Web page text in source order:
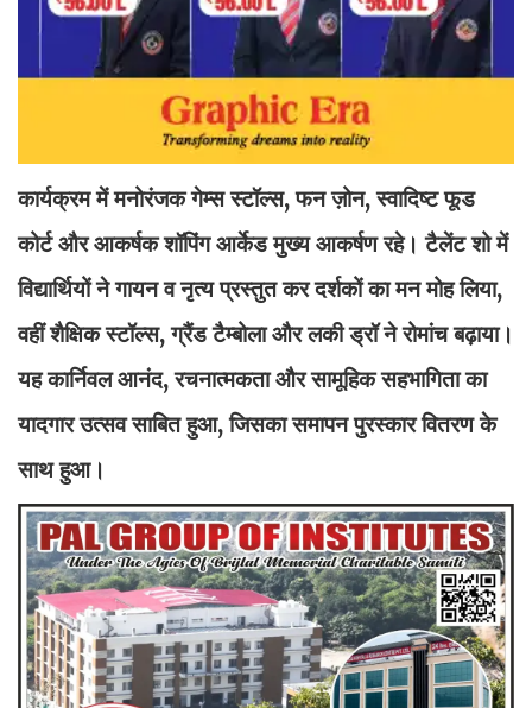
कार्यक्रम में मनोरंजक गेम्स स्टॉल्स, फन ज़ोन, स्वादिष्ट फूड
कोर्ट और आकर्षक शॉपिंग आर्केड मुख्य आकर्षण रहे। टैलेंट शो में
विद्यार्थियों ने गायन व नृत्य प्रस्तुत कर दर्शकों का मन मोह लिया,
वहीं शैक्षिक स्टॉल्स, ग्रैंड टैम्बोला और लकी ड्रॉ ने रोमांच बढ़ाया।
यह कार्निवल आनंद, रचनात्मकता और सामूहिक सहभागिता का
यादगार उत्सव साबित हुआ, जिसका समापन पुरस्कार वितरण के
साथ हुआ।